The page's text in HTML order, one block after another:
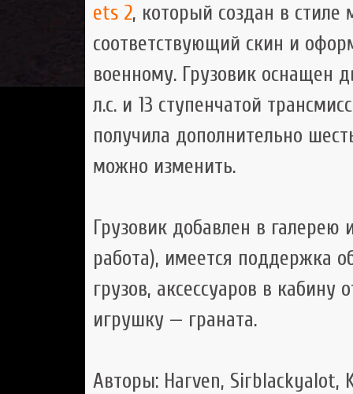
ets 2, который создан в стиле
соответствующий скин и
военному. Грузовик оснащен
л.с. и 13 ступенчатой
получила дополнительно
можно изменить.
Грузовик добавлен в галерею
работа), имеется поддержка
грузов, аксессуаров в
игрушку — граната.
Авторы: Harven, Sirblackyalot,